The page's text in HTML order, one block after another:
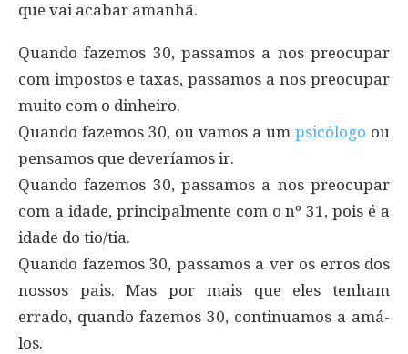
que vai acabar amanhã.
Quando fazemos 30, passamos a nos preocupar
com impostos e taxas, passamos a nos preocupar
muito com o dinheiro.
Quando fazemos 30, ou vamos a um psicólogo ou
pensamos que deveríamos ir.
Quando fazemos 30, passamos a nos preocupar
com a idade, principalmente com o nº 31, pois é a
idade do tio/tia.
Quando fazemos 30, passamos a ver os erros dos
nossos pais. Mas por mais que eles tenham
errado, quando fazemos 30, continuamos a amá-
los.